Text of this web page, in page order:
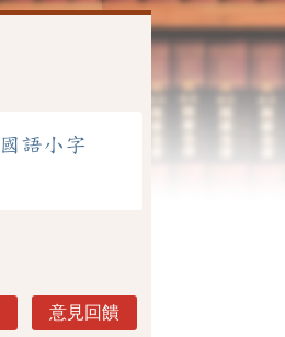
國語小字
意見回饋